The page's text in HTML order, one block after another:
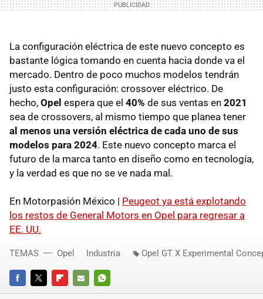
La configuración eléctrica de este nuevo concepto es
bastante lógica tomando en cuenta hacia donde va el
mercado. Dentro de poco muchos modelos tendrán
justo esta configuración: crossover eléctrico. De
hecho, Opel espera que el 40% de sus ventas en 2021
sea de crossovers, al mismo tiempo que planea tener
al menos una versión eléctrica de cada uno de sus
modelos para 2024. Este nuevo concepto marca el
futuro de la marca tanto en diseño como en tecnología,
y la verdad es que no se ve nada mal.
En Motorpasión México | Peugeot ya está explotando
los restos de General Motors en Opel para regresar a
EE. UU.
FACEBOOKTWITTERFLIPBOARD
E-
WHATSAPP
TEMAS Opel Industria Opel GT X Experimental